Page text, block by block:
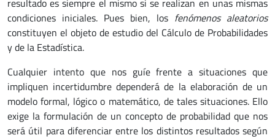
resultado es siempre el mismo si se realizan en unas mismas
condiciones iniciales. Pues bien, los fenómenos aleatorios
constituyen el objeto de estudio del Cálculo de Probabilidades
y de la Estadística.
Cualquier intento que nos guíe frente a situaciones que
impliquen incertidumbre dependerá de la elaboración de un
modelo formal, lógico o matemático, de tales situaciones. Ello
exige la formulación de un concepto de probabilidad que nos
será útil para diferenciar entre los distintos resultados según